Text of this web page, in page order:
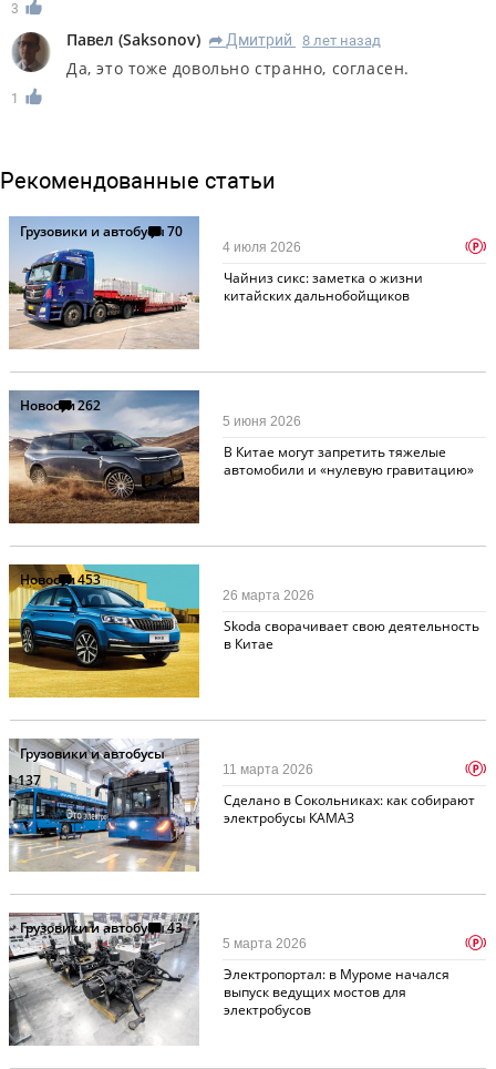
3
Павел (Saksonov) R Дмитрий 8 лет назад
Да, это тоже довольно странно, согласен.
1
Рекомендованные статьи
Грузовики и автобусы70
Чайниз сикс: заметка о жизни
китайских дальнобойщиков
4 июля 2026 p
Новости262
В Китае могут запретить тяжелые
автомобили и «нулевую гравитацию»
5 июня 2026
Новости453
Skoda сворачивает свою деятельность
в Китае
26 марта 2026
Грузовики и автобусы
137
Сделано в Сокольниках: как собирают
электробусы КАМАЗ
11 марта 2026 p
Грузовики и автобусы43
Электропортал: в Муроме начался
выпуск ведущих мостов для
электробусов
5 марта 2026 p